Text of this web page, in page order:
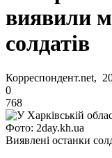
виявили
солдатів
Корреспондент.net,
0
768
Фото: 2day.kh.ua
Виявлені останки